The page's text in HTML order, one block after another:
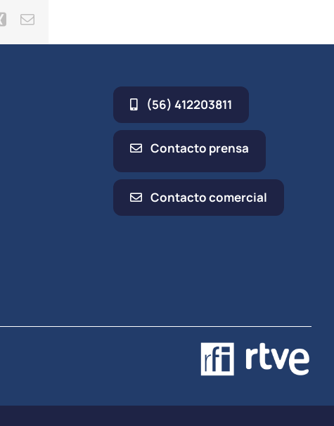
XingCorreo
(56) 412203811
Contacto prensa
Contacto comercial